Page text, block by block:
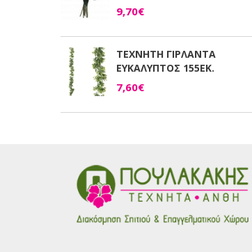
9,70€
ΤΕΧΝΗΤΗ ΓΙΡΛΑΝΤΑ
ΕΥΚΑΛΥΠΤΟΣ 155ΕΚ.
7,60€